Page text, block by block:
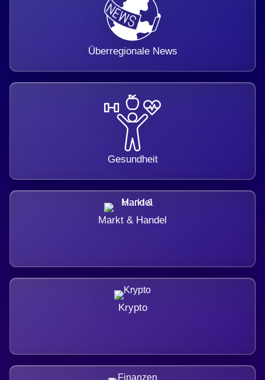
Überregionale News
Gesundheit
Markt & Handel
Krypto